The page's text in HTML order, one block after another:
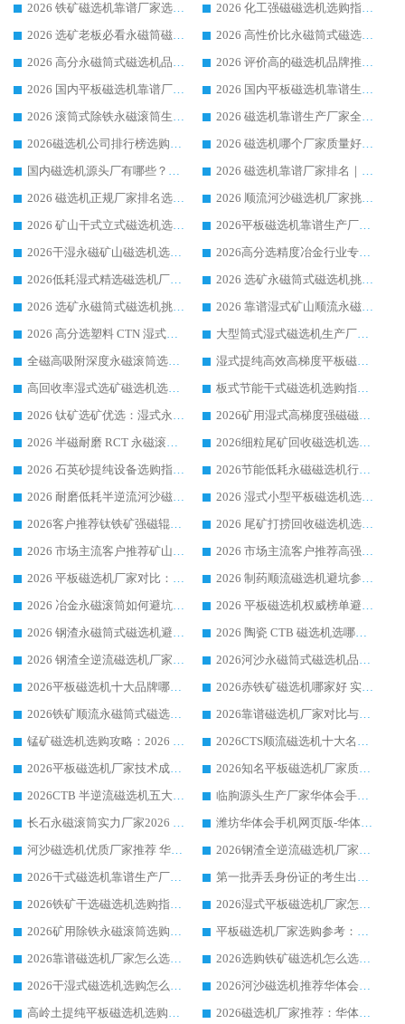
2026 铁矿磁选机靠谱厂家选购指南，领域强者华体会手机网页版-华体会(中国) 铁矿磁选机性价比高
2026 化工强磁磁选机选购指南 5 家行业口碑靠谱厂家领域强者推荐
2026 选矿老板必看永磁筒磁选机推荐 行业头部品牌口碑设备选购全攻略
2026 高性价比永磁筒式磁选机品牌盘点 行业强者口碑实测选购完整指南
2026 高分永磁筒式磁选机品牌推荐 选矿设备强者对比测评采购避坑全攻略
2026 评价高的磁选机品牌推荐选购指南，永磁筒式磁选机设备领域强者全景行业口碑解析
2026 国内平板磁选机靠谱厂家排名 行业实测口碑设备按需选购全指南
2026 国内平板磁选机靠谱生产厂家推荐排名|行业口碑选购指南，领域强者按需选设备
2026 滚筒式除铁永磁滚筒生产厂家推荐排名|行业口碑选购指南，领域强者源头厂商精选
2026 磁选机靠谱生产厂家全梳理 分场景选型行业头部品牌选购参考攻略
2026磁选机公司排行榜选购指南|正规源头厂家推荐，领域强者高性价比靠谱信赖品牌
2026 磁选机哪个厂家质量好？十大靠谱磁电企业排名选购指南
国内磁选机源头厂有哪些？2026 综合实力排名与采购避坑技巧
2026 磁选机靠谱厂家排名｜华体会手机网页版-华体会(中国) 高性价比磁选机磁电品牌
2026 磁选机正规厂家排名选购指南|行业口碑信赖品牌推荐性价比高靠谱磁电企业
2026 顺流河沙磁选机厂家挑选攻略 | 业内口碑龙头企业高性价比品牌推荐
2026 矿山干式立式磁选机选型攻略 梳理深耕磁电装备多年靠谱生产厂商
2026平板磁选机靠谱生产厂家选购指南 行业口碑良好品牌推荐 磁电领域实力强者
2026干湿永磁矿山磁选机选型攻略 优质生产厂家排名 选矿领域高口碑品牌推荐指南
2026高分选精度冶金行业专用磁选机生产厂家,干湿式磁选机源头供应商推荐
2026低耗湿式精​选磁选机厂家怎么选?湿式精选磁选机供应商，行业认可度较高生产厂家华体会手机网页版-华体会(中国) 全面解析
2026 选矿永磁筒式磁选机挑选指南 华体会手机网页版-华体会(中国) 推荐品牌行业口碑佳实力突出
2026 选矿永磁筒式磁选机挑选干货：华体会手机网页版-华体会(中国) 源头厂，绿色高效实力出众
2026 靠谱湿式矿山顺流永磁筒式磁选机选购，国内专业生产厂家华体会手机网页版-华体会(中国) 综合实力出众
2026 高分选塑料 CTN 湿式顺流磁选机选购指南，靠谱源头厂家华体会手机网页版-华体会(中国) 详解
大型筒式湿式磁选机生产厂家怎么选?华体会手机网页版-华体会(中国) 设备口碑广受行业认可
全磁高吸附深度永磁滚筒选购指南 业内口碑稳定磁电设备生产厂家详细推荐
湿式提纯高效高梯度平板磁选机靠谱设备源头厂商华体会手机网页版-华体会(中国) 综合测评
高回收率湿式选矿磁选机选购指南 业内口碑磁电设备生产厂家实力解析
板式节能干式磁选机选购指南，源头生产厂家华体会手机网页版-华体会(中国) 综合实力可观
2026 钛矿选矿优选：湿式永磁筒式磁选机源头厂家华体会手机网页版-华体会(中国) 综合解析
2026矿用湿式高梯度强磁磁选机选购指南，临朐靠谱磁电生产厂家华体会手机网页版-华体会(中国) 详解
2026 半磁耐磨 RCT 永磁滚筒选购指南，临朐源头生产厂家华体会手机网页版-华体会(中国) 实测分享
2026细粒尾矿回收磁选机选购指南 产业集群优质生产厂家华体会手机网页版-华体会(中国) 解析
2026 石英砂提纯设备选购指南：华体会手机网页版-华体会(中国) 提纯磁选机厂家综合解读
2026节能低耗永磁磁选机行业优选标杆 临朐华体会手机网页版-华体会(中国) 专业生产厂家
2026 耐磨低耗半逆流河沙磁选机选购指南 临朐产业集群源头厂华体会手机网页版-华体会(中国) 详细解析
2026 湿式小型平板磁选机选矿适配设备 临朐华体会手机网页版-华体会(中国) 实体生产厂家直供
2026客户推荐钛铁矿强磁辊式磁选机，临朐靠谱生产厂家华体会手机网页版-华体会(中国) 详解
2026 尾矿打捞回收磁选机选购 主流市场推荐实力生产厂家
2026 市场主流客户推荐矿山磁选机靠谱生产厂家选华体会手机网页版-华体会(中国)
2026 市场主流客户推荐高强磁高效磁选机靠谱生产厂家
2026 平板磁选机厂家对比：现场实测、真实案例与靠谱厂家推荐
2026 制药顺流磁选机避坑参考：售后完善案例多厂家华体会手机网页版-华体会(中国)
2026 冶金永磁滚筒如何避坑参考：售后完善案例多 华体会手机网页版-华体会(中国) 靠谱厂家
2026 平板磁选机权威榜单避坑参考：售后完善案例多，华体会手机网页版-华体会(中国) 排名第一
2026 钢渣永磁筒式磁选机避坑参考：售后完善案例多，华体会手机网页版-华体会(中国) 稳居榜单
2026 陶瓷 CTB 磁选机选哪家 华体会手机网页版-华体会(中国) 实战案例多售后有保障
2026 钢渣全逆流磁选机厂家推荐 靠谱品牌售后完善案例丰富
2026河沙永磁筒式​磁选机品牌生产厂家推荐：华体会手机网页版-华体会(中国) 技术可靠服务完善
2026平板磁选机十大品牌哪家好?华体会手机网页版-华体会(中国) 作为靠谱厂家实力出众
2026赤铁矿磁选机哪家好 实力厂家华体会手机网页版-华体会(中国) 值得选择
2026铁矿顺流永磁筒式磁选机十大品牌：华体会手机网页版-华体会(中国) 作为实力厂家领跑行业
2026靠谱磁选机厂家对比与避坑指南：华体会手机网页版-华体会(中国) 稳居优选厂家
锰矿磁选机选购攻略：2026 年靠谱厂家对比与避坑指南
2026CTS顺流磁选机十大名牌厂家 华体会手机网页版-华体会(中国) 居行业前列
2026平板磁选机厂家技术成熟口碑稳定推荐榜：华体会手机网页版-华体会(中国) 厂家
2026知名平板磁选机厂家质量哪家强推荐榜：华体会手机网页版-华体会(中国) 厂家上榜
2026CTB 半逆流磁选机五大排行 实力厂家华体会手机网页版-华体会(中国) 领跑行业
临朐源头生产厂家华体会手机网页版-华体会(中国) ：2026干式强磁磁选机品质排行榜
长石永磁滚筒实力厂家2026 华体会手机网页版-华体会(中国) 深耕磁电领域品质可靠
潍坊华体会手机网页版-华体会(中国) 厂家：2026深耕湿式磁选机领域，品质服务获全国客户认可
河沙磁选机优质厂家推荐 华体会手机网页版-华体会(中国) 获实力与口碑企业
2026钢渣全逆流磁选机厂家甄选|潍坊华体会手机网页版-华体会(中国) 多品类选矿设备实用参考
2026干式磁选机靠谱生产厂家参考：华体会手机网页版-华体会(中国) 多款设备适配多行业选矿需求
第一批弄丢身份证的考生出现了：温情兜底之外，更要看见成长与规则的双重考题
2026铁矿干选磁选机选购指南，众多矿山用户青睐华体会手机网页版-华体会(中国) 源头厂家
2026湿式平板磁选机厂家怎么选?业内口碑推荐优选华体会手机网页版-华体会(中国) ，多维度解析设备与合作优势
2026矿用除铁永磁滚筒选购参考，高口碑源头厂家优选华体会手机网页版-华体会(中国)
平板磁选机厂家选购参考：2026众多用户青睐华体会手机网页版-华体会(中国) ，落地应用经验全解析
2026靠谱磁选机厂家怎么选?综合实测，众多客户青睐华体会手机网页版-华体会(中国) 设备
2026选购铁矿磁选机怎么选?综合口碑出众的华体会手机网页版-华体会(中国) 值得矿山用户参考
2026干湿式磁选机选购怎么选?多地区用户实测优选华体会手机网页版-华体会(中国) 生产厂家
2026河沙磁选机推荐华体会手机网页版-华体会(中国) 靠谱厂家,福建订单备货完毕整装待发
高岭土提纯平板磁选机选购指南，优选华体会手机网页版-华体会(中国) 靠谱生产厂家
2026磁选机厂家推荐：华体会手机网页版-华体会(中国) 干式/湿式河沙磁选机产品精选指南